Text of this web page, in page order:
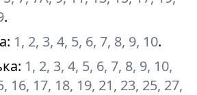
.
: 1, 2, 3, 4, 5, 6, 7, 8, 9, 10.
: 1, 2, 3, 4, 5, 6, 7, 8, 9, 10,
16, 17, 18, 19, 21, 23, 25, 27,